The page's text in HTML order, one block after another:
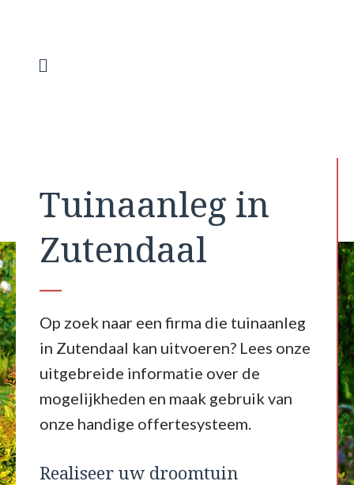
inhoud
Tuinaanleg in
Zutendaal
Op zoek naar een firma die tuinaanleg
in Zutendaal kan uitvoeren? Lees onze
uitgebreide informatie over de
mogelijkheden en maak gebruik van
onze handige offertesysteem.
Realiseer uw droomtuin